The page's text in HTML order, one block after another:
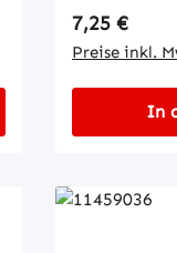
Regulärer
7,25 €
Preise inkl.
In